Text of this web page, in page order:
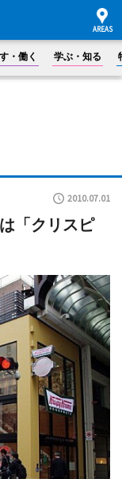
・働く 学ぶ・知る
2010.07.01
「クリスピ